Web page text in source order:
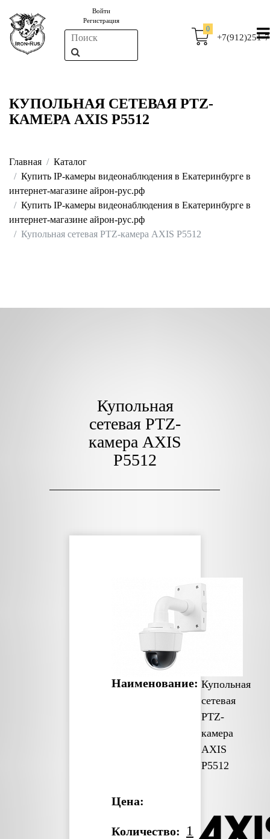
Войти
Регистрация
0
+7(912)251-
КУПОЛЬНАЯ СЕТЕВАЯ PTZ-
КАМЕРА AXIS P5512
Главная
Каталог
Купить IP-камеры видеонаблюдения в Екатеринбурге в
интернет-магазине айрон-рус.рф
Купить IP-камеры видеонаблюдения в Екатеринбурге в
интернет-магазине айрон-рус.рф
Купольная сетевая PTZ-камера AXIS P5512
Купольная
сетевая PTZ-
камера AXIS
P5512
Наименование: Купольная
сетевая
PTZ-
камера
AXIS
P5512
Цена:
Количество: 1